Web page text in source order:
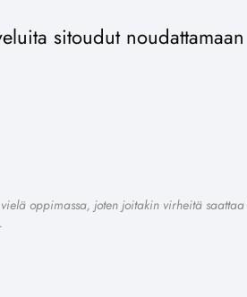
sitoudut
oppimassa, joten joitakin virheitä